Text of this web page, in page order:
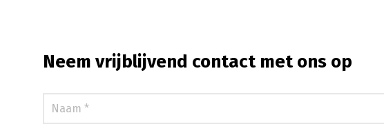
Neem vrijblijvend contact met ons op